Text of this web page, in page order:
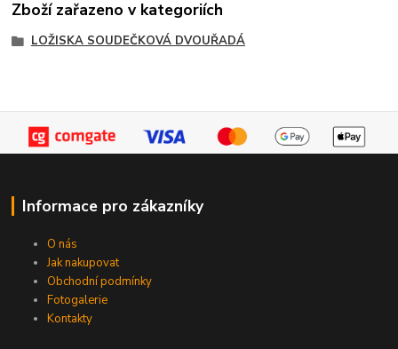
Zboží zařazeno v kategoriích
LOŽISKA SOUDEČKOVÁ DVOUŘADÁ
Informace pro zákazníky
O nás
Jak nakupovat
Obchodní podmínky
Fotogalerie
Kontakty